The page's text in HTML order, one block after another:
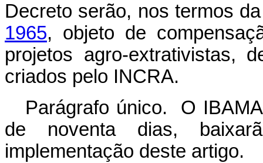
Decreto serão, nos termos
1965, objeto de
projetos agro-extrativistas,
criados pelo INCRA.
Parágrafo único. O
de noventa dias,
implementação deste artigo.